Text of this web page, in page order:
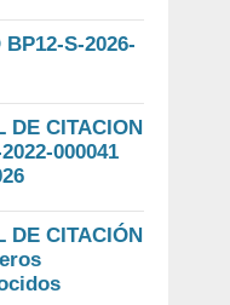
BP12-S-2026-
DE CITACION
000041
DE CITACIÓN